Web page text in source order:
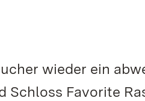
wieder ein
Schloss Favorite